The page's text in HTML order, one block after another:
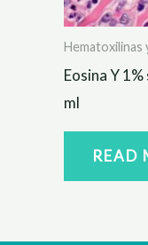
Hematoxilinas
Eosina Y
ml
READ